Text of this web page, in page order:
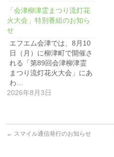
「会津柳津霊まつり流灯花
火大会」特別番組のお知ら
せ
エフエム会津では、8月10
日（月）に柳津町で開催さ
れる「第89回会津柳津霊
まつり流灯花火大会」にあ
わ…
2026年8月3日
← スマイル通信発行のお知らせ